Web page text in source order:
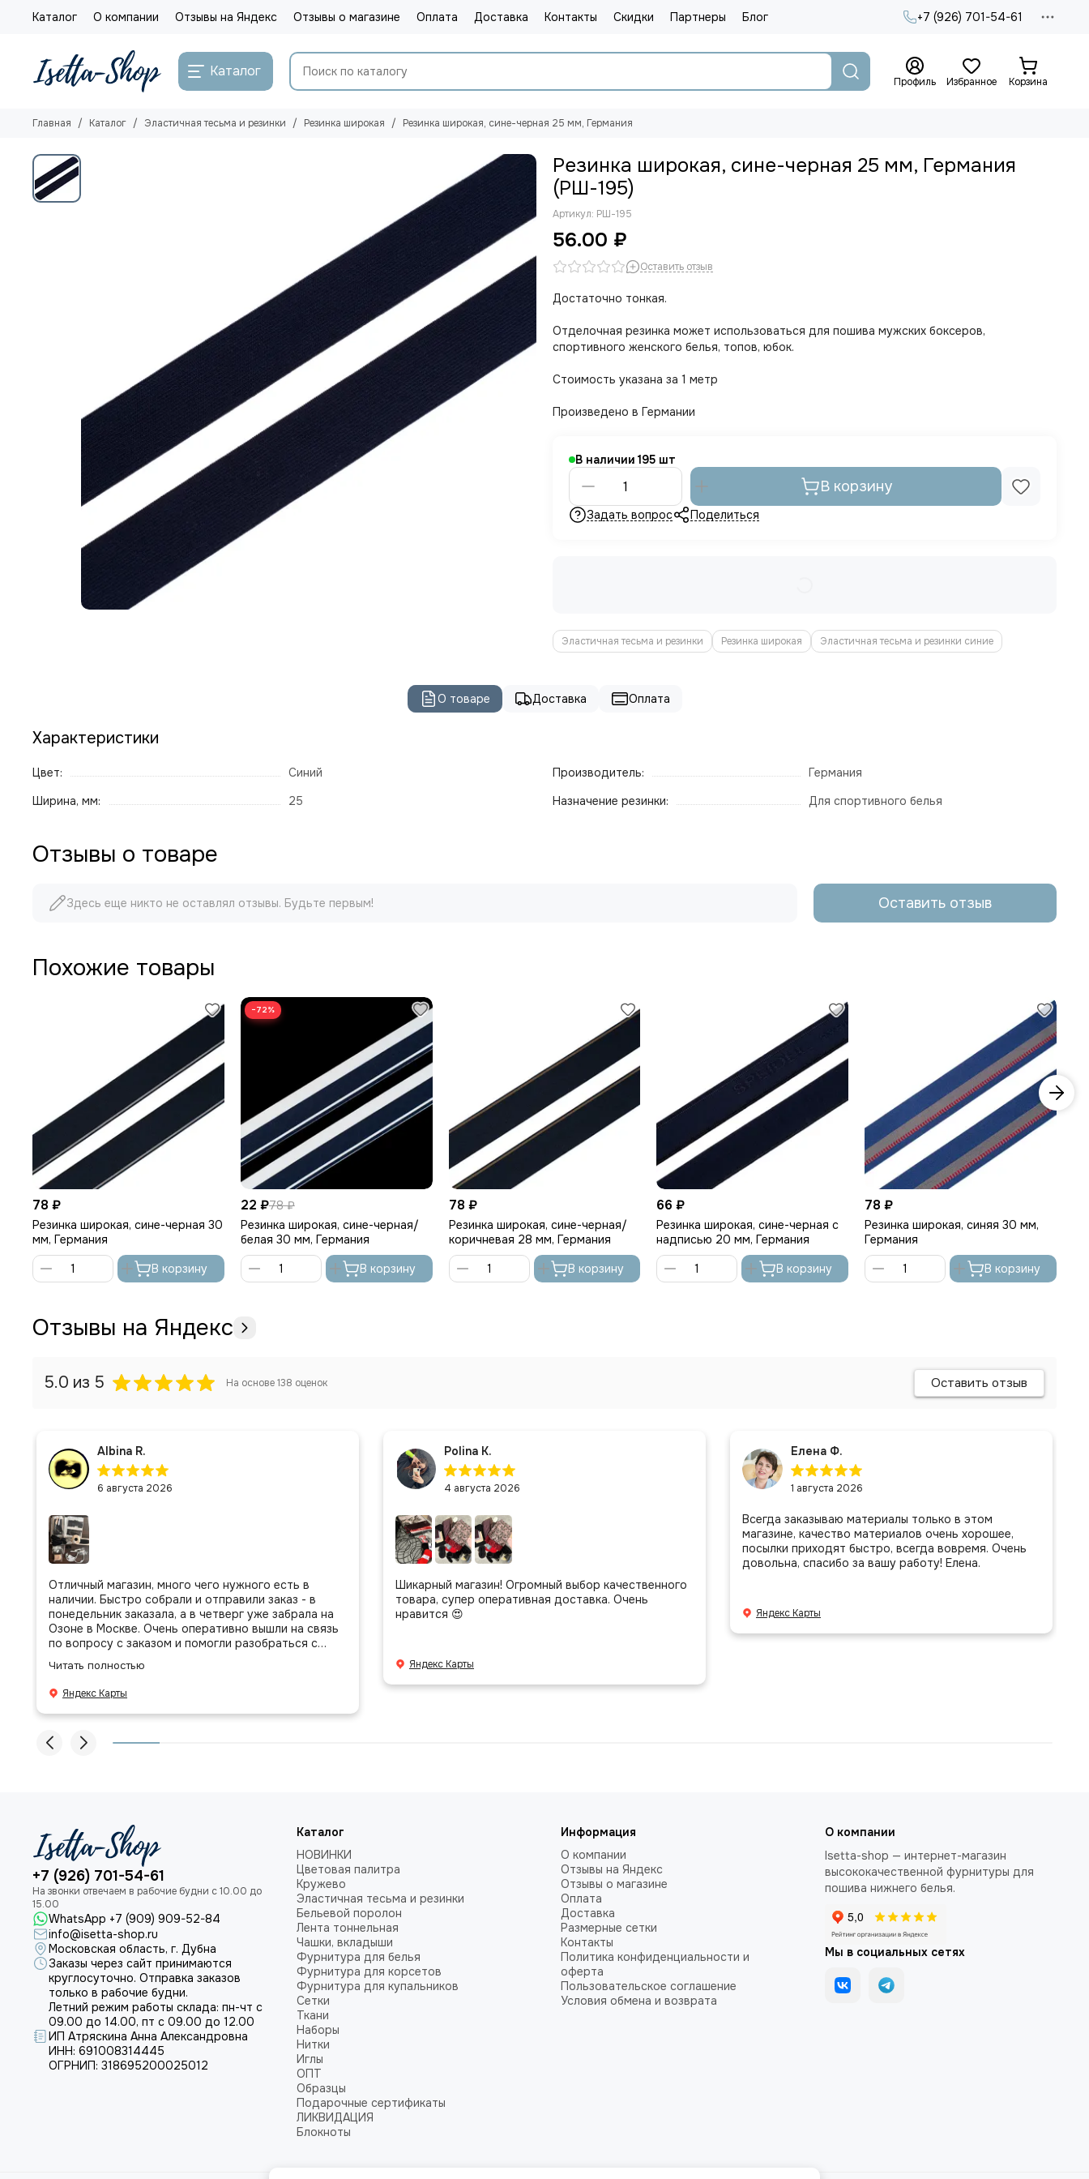
Каталог О компании Отзывы на Яндекс Отзывы о магазине Оплата Доставка Контакты Скидки Партнеры Блог +7 (926) 701-54-61
Каталог
Профиль Избранное Корзина
Главная Каталог Эластичная тесьма и резинки Резинка широкая Резинка широкая, сине-черная 25 мм, Германия
Резинка широкая, сине-черная 25 мм, Германия
(РШ-195)
Артикул: РШ-195
56.00 ₽
Оставить отзыв
Достаточно тонкая.
Отделочная резинка может использоваться для пошива мужских боксеров,
спортивного женского белья, топов, юбок.
Стоимость указана за 1 метр
Произведено в Германии
В наличии 195
В корзину
Задать вопрос Поделиться
Эластичная тесьма и резинки Резинка широкая Эластичная тесьма и резинки синие
О товаре Доставка Оплата
Характеристики
Цвет:
Синий
Ширина, мм:
25
Производитель:
Германия
Назначение резинки:
Для спортивного белья
Отзывы о товаре
Здесь еще никто не оставлял отзывы. Будьте первым! Оставить отзыв
Похожие товары
78 ₽
Резинка широкая, сине-черная 30
мм, Германия
В корзину
−72%
22 ₽78 ₽
Резинка широкая, сине-черная/
белая 30 мм, Германия
В корзину
78 ₽
Резинка широкая, сине-черная/
коричневая 28 мм, Германия
В корзину
66 ₽
Резинка широкая, сине-черная с
надписью 20 мм, Германия
В корзину
78 ₽
Резинка широкая, синяя 30 мм,
Германия
В корзину
Отзывы на Яндекс
5.0 из 5 На основе138 оценок Оставить отзыв
Albina R.
6 августа 2026
Отличный магазин, много чего нужного есть в
наличии. Быстро собрали и отправили заказ - в
понедельник заказала, а в четверг уже забрала на
Озоне в Москве. Очень оперативно вышли на связь
по вопросу с заказом и помогли разобраться с
сложено, подписано и даже есть подарочек, очень
приятно. Спасибо большое команде!
Читать полностью
Яндекс Карты
Polina K.
4 августа 2026
Шикарный магазин! Огромный выбор качественного
товара, супер оперативная доставка. Очень
нравится 😍
Яндекс Карты
Елена Ф.
1 августа 2026
Всегда заказываю материалы только в этом
магазине, качество материалов очень хорошее,
посылки приходят быстро, всегда вовремя. Очень
довольна, спасибо за вашу работу! Елена.
Яндекс Карты
+7 (926) 701-54-61
WhatsApp +7 (909) 909-52-84
info@isetta-shop.ru
Московская область, г. Дубна
Заказы через сайт принимаются
круглосуточно. Отправка заказов
только в рабочие будни.
Летний режим работы склада: пн-чт с
09.00 до 14.00, пт с 09.00 до 12.00
ИП Атряскина Анна Александровна
ИНН: 691008314445
ОГРНИП: 318695200025012
Каталог
НОВИНКИ
Цветовая палитра
Кружево
Эластичная тесьма и резинки
Бельевой поролон
Лента тоннельная
Чашки, вкладыши
Фурнитура для белья
Фурнитура для корсетов
Фурнитура для купальников
Сетки
Ткани
Наборы
Нитки
Иглы
ОПТ
Образцы
Подарочные сертификаты
ЛИКВИДАЦИЯ
Блокноты
Информация
О компании
Отзывы на Яндекс
Отзывы о магазине
Оплата
Доставка
Размерные сетки
Контакты
Политика конфиденциальности и
оферта
Пользовательское соглашение
Условия обмена и возврата
О компании
Isetta-shop — интернет-магазин
высококачественной фурнитуры для
пошива нижнего белья.
Мы в социальных сетях